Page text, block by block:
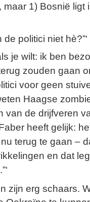
1) Bosnië ligt
politici niet hè?”‘
je wilt: ik ben
zouden gaan
voor geen
Haagse
van de drijfveren
heeft gelijk:
terug te gaan –
en dat
zijn erg schaars.